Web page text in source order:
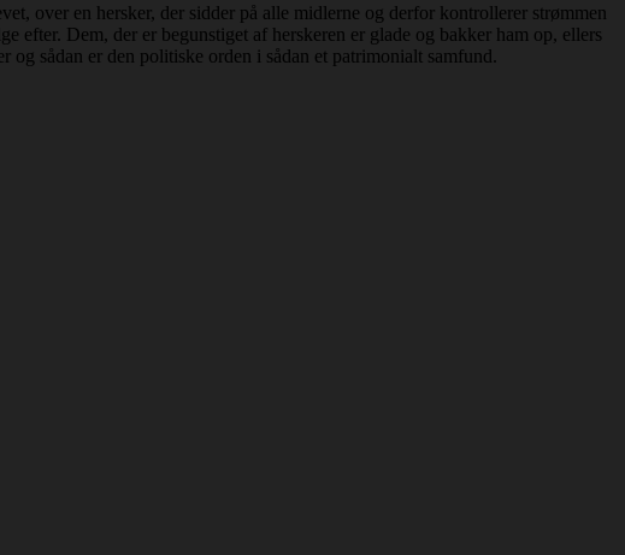
over en hersker, der sidder på alle midlerne og derfor kontrollerer strømmen
efter. Dem, der er begunstiget af herskeren er glade og bakker ham op, ellers
sådan er den politiske orden i sådan et patrimonialt samfund.